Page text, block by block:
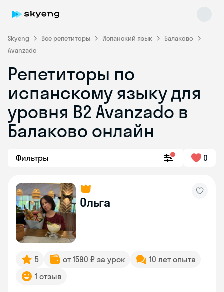
Skyeng Все репетиторы Испанский язык
Балаково
Avanzado
Репетиторы по
испанскому языку для
уровня B2 Avanzado в
Балаково онлайн
Фильтры 0
Ольга
5 от 1590 ₽ за урок
10 лет опыта
1 отзыв
Skyeng Chat